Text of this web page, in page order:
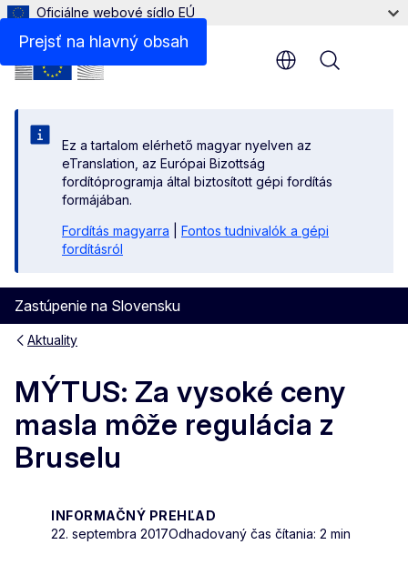
Prejsť na hlavný obsah
Oficiálne webové sídlo EÚ
Ez a tartalom elérhető magyar nyelven az
eTranslation, az Európai Bizottság
fordítóprogramja által biztosított gépi fordítás
formájában.
Fordítás magyarra
Fontos tudnivalók a gépi
fordításról
Zastúpenie na Slovensku
Menu
Aktuality
MÝTUS: Za vysoké ceny
masla môže regulácia z
Bruselu
INFORMAČNÝ PREHĽAD
22. septembra 2017Odhadovaný čas čítania: 2 min